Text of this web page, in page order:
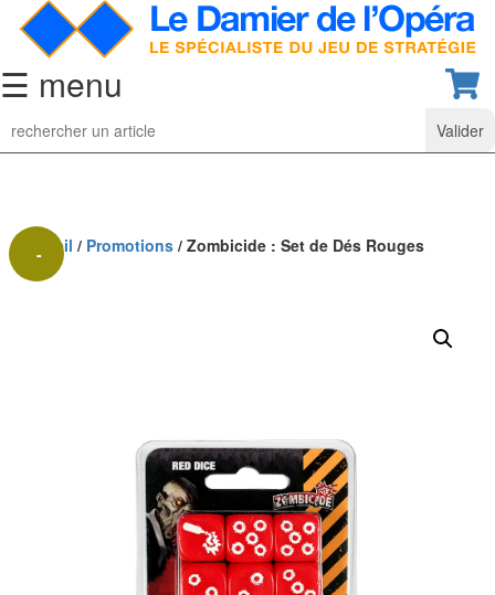
☰ menu
Jeu
d’Echecs
collection
Accueil / Promotions / Zombicide : Set de Dés Rouges
-